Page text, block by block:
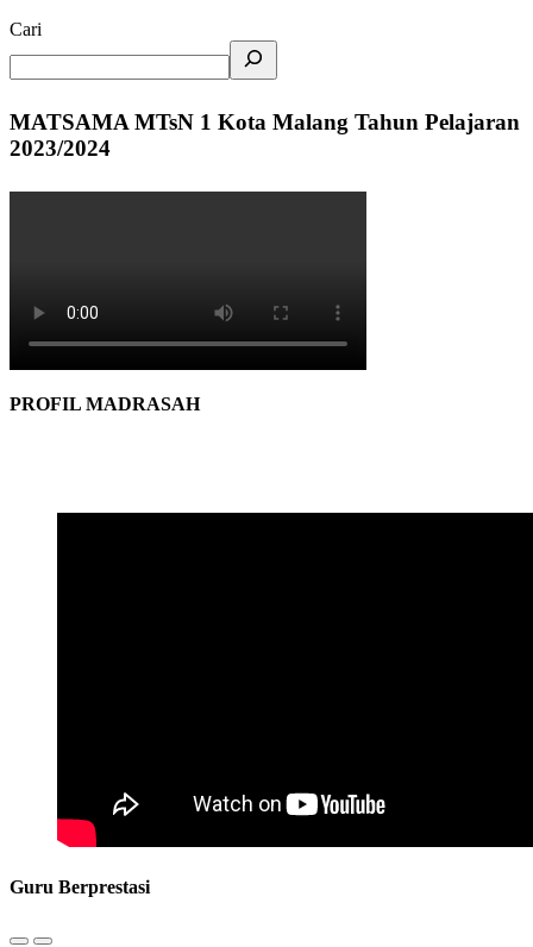
Cari
MATSAMA MTsN 1 Kota Malang Tahun Pelajaran
2023/2024
PROFIL MADRASAH
Guru Berprestasi